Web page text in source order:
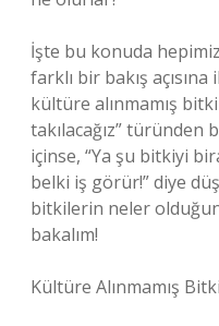
İşte bu konuda
farklı bir bakış
kültüre alınmamış
takılacağız” türünden
içinse, “Ya şu bitkiyi
belki iş görür!” diye
bitkilerin neler
bakalım!
Kültüre Alınmamış